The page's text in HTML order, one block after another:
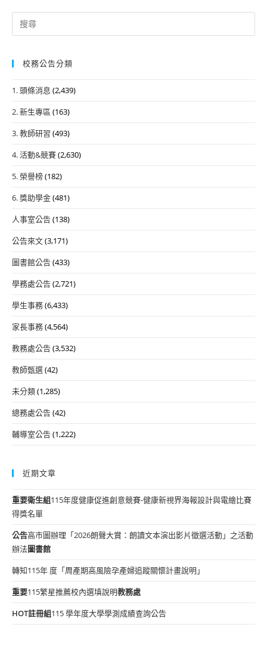
Search
for:
校務公告分類
1. 頭條消息 (2,439)
2. 新生專區 (163)
3. 教師研習 (493)
4. 活動&競賽(2,630)
5. 榮譽榜(182)
6. 獎助學金(481)
人事室公告(138)
公告來文(3,171)
圖書館公告(433)
學務處公告(2,721)
學生事務(6,433)
家長事務(4,564)
教務處公告(3,532)
教師甄選(42)
未分類(1,285)
總務處公告(42)
輔導室公告(1,222)
近期文章
重要衛生組115年度健康促進創意競賽-健康新視界海報設計與電繪比賽
得獎名單
公告高市圖辦理「2026朗聲大賞：朗讀文本演出影片徵選活動」之活動
辦法圖書館
轉知115年 度「周產期高風險孕產婦追蹤關懷計畫說明」
重要115繁星推薦校內選填說明教務處
HOT註冊組115 學年度大學學測成績查詢公告